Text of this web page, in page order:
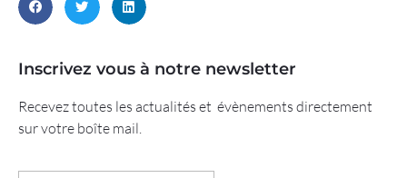
Inscrivez vous à notre newsletter
Recevez toutes les actualités et évènements directement
sur votre boîte mail.